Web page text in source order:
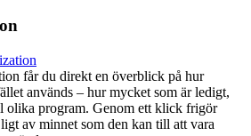
får du direkt en överblick på hur
används – hur mycket som är ledigt,
olika program. Genom ett klick frigör
av minnet som den kan till att vara